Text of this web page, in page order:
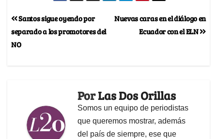
Nuevas caras en el diálogo en
Ecuador con el ELN
Santos sigue oyendo por
separado a los promotores del
NO
PorLas Dos Orillas
Somos un equipo de periodistas
que queremos mostrar, además
del país de siempre, ese que